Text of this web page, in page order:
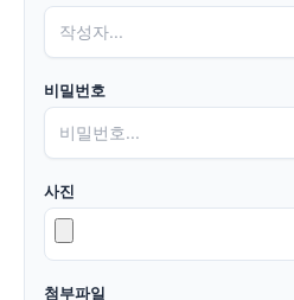
비밀번호
사진
첨부파일